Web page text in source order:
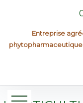
Entreprise